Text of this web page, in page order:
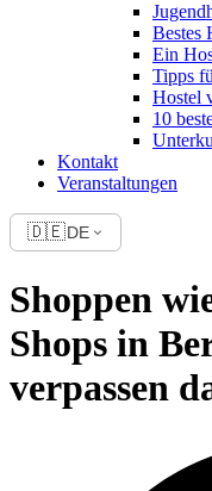
Bestes
Ein
Tipps
Hostel
10
Kontakt
Veranstaltungen
🇩🇪DE
Shoppen
Shops in
verpassen